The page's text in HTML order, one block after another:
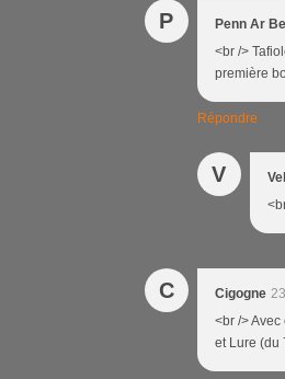
P
Penn Ar
<br />
première
Répondre
V
C Cigogne
<br />
et Lure (du